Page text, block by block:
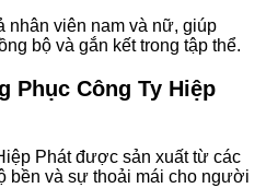
nhân viên nam và nữ, giúp
bộ và gắn kết trong tập thể.
Phục Công Ty Hiệp
Phát được sản xuất từ các
bền và sự thoải mái cho người